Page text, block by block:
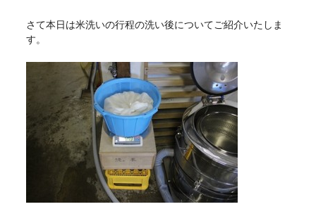
さて本日は米洗いの行程の洗い後についてご紹介いたしま
す。